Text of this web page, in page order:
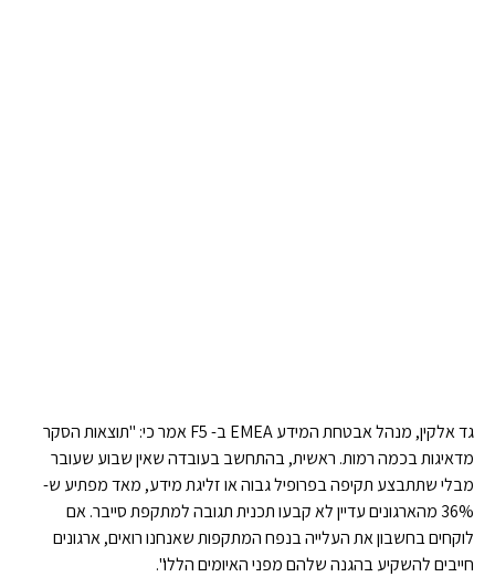
גד אלקין, מנהל אבטחת המידע EMEA ב- F5 אמר כי: "תוצאות הסקר
מדאיגות בכמה רמות. ראשית, בהתחשב בעובדה שאין שבוע שעובר
מבלי שתתבצע תקיפה בפרופיל גבוה או זליגת מידע, מאד מפתיע ש-
36% מהארגונים עדיין לא קבעו תכנית תגובה למתקפת סייבר. אם
לוקחים בחשבון את העלייה בנפח המתקפות שאנחנו רואים, ארגונים
חייבים להשקיע בהגנה שלהם מפני האיומים הללו".